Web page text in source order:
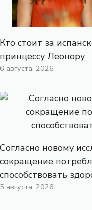
Кто стоит за
принцессу Леонору
6 августа, 2026
Согласно новому
сокращение
способствовать
5 августа, 2026